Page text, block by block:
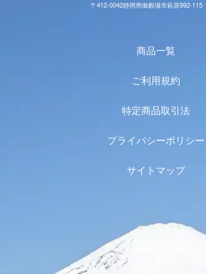
〒412-0042静岡県御殿場市萩原992-115
商品一覧
ご利用規約
特定商品取引法
プライバシーポリシー
サイトマップ